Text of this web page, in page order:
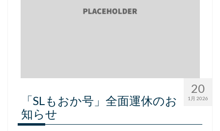
20
1月 2026
「SLもおか号」全面運休のお
知らせ